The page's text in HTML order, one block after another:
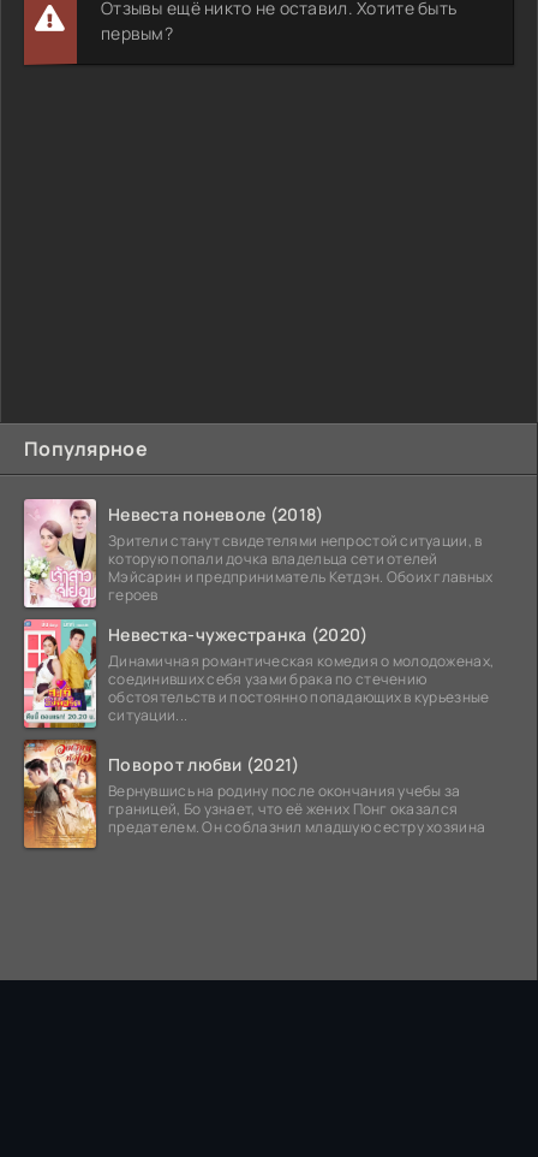
Популярное
Невеста поневоле (2018)
Зрители станут свидетелями непростой ситуации, в
которую попали дочка владельца сети отелей
Мэйсарин и предприниматель Кетдэн. Обоих главных
героев
Невестка-чужестранка (2020)
Динамичная романтическая комедия о молодоженах,
соединивших себя узами брака по стечению
обстоятельств и постоянно попадающих в курьезные
ситуации...
Поворот любви (2021)
Вернувшись на родину после окончания учебы за
границей, Бо узнает, что её жених Понг оказался
предателем. Он соблазнил младшую сестру хозяина
Отзывы ещё никто не оставил. Хотите быть
первым?